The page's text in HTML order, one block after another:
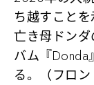
ち越すこと
亡き母ドン
バム『
る。（フロン